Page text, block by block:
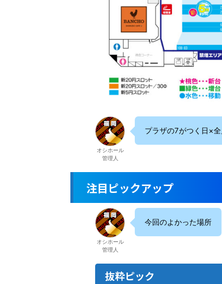
オシホール
管理人
プラザの7がつく日×
注目ピックアップ
オシホール
管理人
今回のよかった場所
抜粋ピック